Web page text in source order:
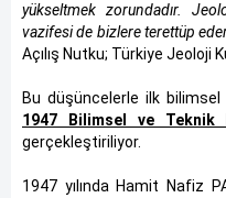
yükseltmek zorundadır.
vazifesi de bizlere terettüp
Açılış Nutku; Türkiye Jeoloji
Bu düşüncelerle ilk bilimsel
1947 Bilimsel ve Teknik
gerçekleştiriliyor.
1947 yılında Hamit Nafiz